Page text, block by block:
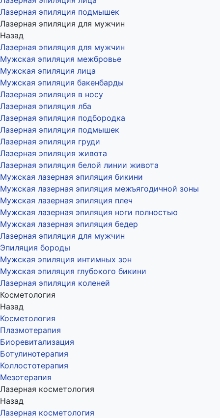
Лазерная эпиляция подмышек
Лазерная эпиляция для мужчин
Назад
Лазерная эпиляция для мужчин
Мужская эпиляция межбровье
Мужская эпиляция лица
Мужская эпиляция бакенбарды
Лазерная эпиляция в носу
Лазерная эпиляция лба
Лазерная эпиляция подбородка
Лазерная эпиляция подмышек
Лазерная эпиляция груди
Лазерная эпиляция живота
Лазерная эпиляция белой линии живота
Мужская лазерная эпиляция бикини
Мужская лазерная эпиляция межъягодичной зоны
Мужская лазерная эпиляция плеч
Мужская лазерная эпиляция ноги полностью
Мужская лазерная эпиляция бедер
Лазерная эпиляция для мужчин
Эпиляция бороды
Мужская эпиляция интимных зон
Мужская эпиляция глубокого бикини
Лазерная эпиляция коленей
Косметология
Назад
Косметология
Плазмотерапия
Биоревитализация
Ботулинотерапия
Коллостотерапия
Мезотерапия
Лазерная косметология
Назад
Лазерная косметология